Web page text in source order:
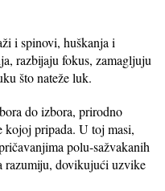
i spinovi, huškanja i
razbijaju fokus, zamagljuju
što nateže luk.
do izbora, prirodno
kojoj pripada. U toj masi,
polu-sažvakanih
razumiju, dovikujući uzvike